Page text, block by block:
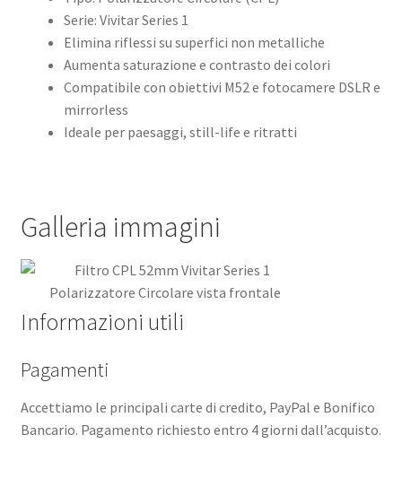
Serie: Vivitar Series 1
Elimina riflessi su superfici non metalliche
Aumenta saturazione e contrasto dei colori
Compatibile con obiettivi M52 e fotocamere DSLR e
mirrorless
Ideale per paesaggi, still-life e ritratti
Galleria immagini
Informazioni utili
Pagamenti
Accettiamo le principali carte di credito, PayPal e Bonifico
Bancario. Pagamento richiesto entro 4 giorni dall’acquisto.